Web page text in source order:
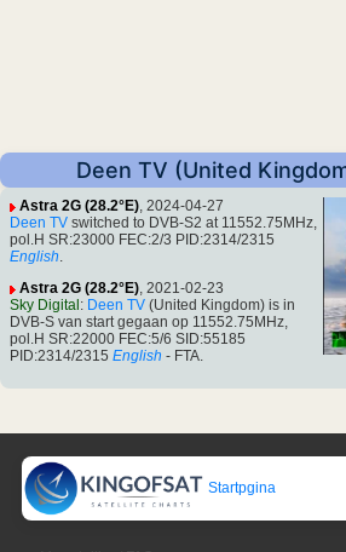
Deen TV (United
Astra 2G (28.2°E), 2024-04-27
Deen TV switched to DVB-S2 at 11552.75MHz,
pol.H SR:23000 FEC:2/3 PID:2314/2315
English.
Astra 2G (28.2°E), 2021-02-23
Sky Digital : Deen TV (United Kingdom) is in
DVB-S van start gegaan op 11552.75MHz,
pol.H SR:22000 FEC:5/6 SID:55185
PID:2314/2315 English - FTA.
Startpgina